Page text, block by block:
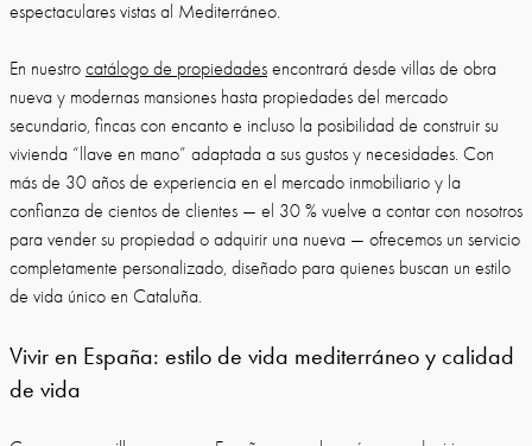
espectaculares vistas al Mediterráneo.
En nuestro catálogo de propiedades encontrará desde villas de obra
nueva y modernas mansiones hasta propiedades del mercado
secundario, fincas con encanto e incluso la posibilidad de construir su
vivienda “llave en mano” adaptada a sus gustos y necesidades. Con
más de 30 años de experiencia en el mercado inmobiliario y la
confianza de cientos de clientes — el 30 % vuelve a contar con nosotros
para vender su propiedad o adquirir una nueva — ofrecemos un servicio
completamente personalizado, diseñado para quienes buscan un estilo
de vida único en Cataluña.
Vivir en España: estilo de vida mediterráneo y calidad
de vida